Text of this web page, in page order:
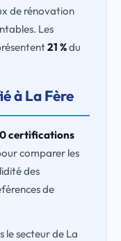
de rénovation
Les
21 %du
à La Fère
certifications
comparer les
des
de
le secteur de La